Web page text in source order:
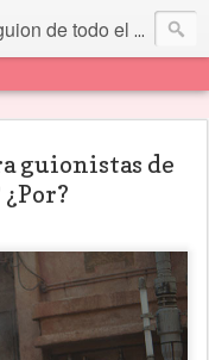
el mundo... Y más.
guionistas de